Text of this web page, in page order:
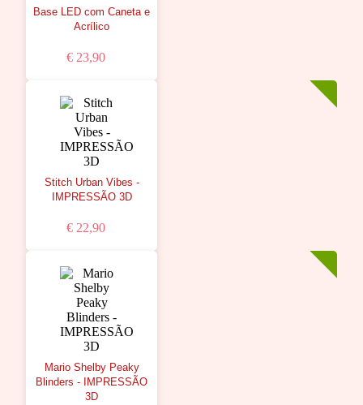
Base LED com Caneta e
Acrílico
€ 23,90
Stitch Urban Vibes -
IMPRESSÃO 3D
€ 22,90
Mario Shelby Peaky
Blinders - IMPRESSÃO
3D